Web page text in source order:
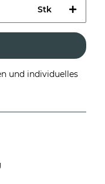
Stk
und individuelles